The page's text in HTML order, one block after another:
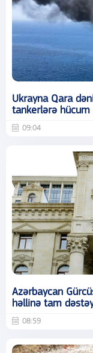
Ukrayna Qara
tankerlərə
09:04
Azərbaycan
həllinə tam
08:59